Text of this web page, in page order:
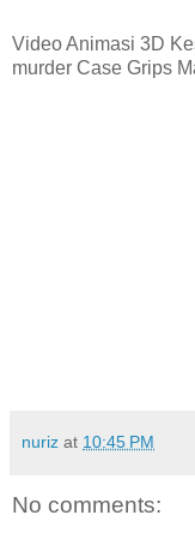
Video Animasi 3D
murder Case Grips
nuriz at 10:45 PM
No comments: